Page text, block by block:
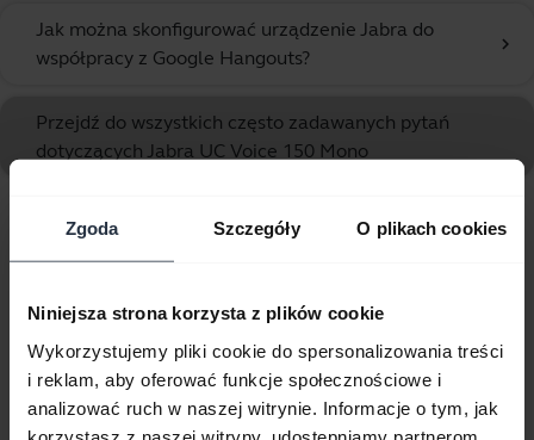
Zgoda Szczegóły O plikach cookies
Niniejsza strona korzysta z plików cookie
Wykorzystujemy pliki cookie do spersonalizowania treści
i reklam, aby oferować funkcje społecznościowe i
analizować ruch w naszej witrynie. Informacje o tym, jak
Jak można skonfigurować urządzenie Jabra do
współpracy z Google Hangouts?
chevron_right
Przejdź do wszystkich często zadawanych pytań
dotyczących Jabra UC Voice 150 Mono
Wyświetlanie 10 z 10
Dokumenty dotyczące produktów